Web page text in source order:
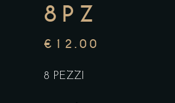
8PZ
€ 12.00
8 PEZZI